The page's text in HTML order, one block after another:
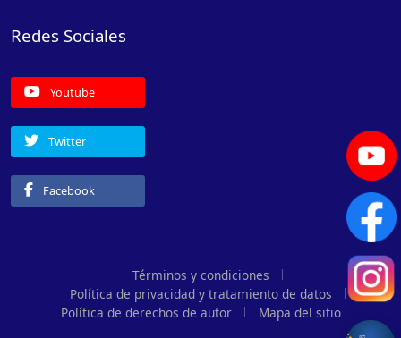
Redes Sociales
Youtube
Twitter
Facebook
Términos y condiciones
Política de privacidad y tratamiento de datos
Política de derechos de autor
Mapa del sitio